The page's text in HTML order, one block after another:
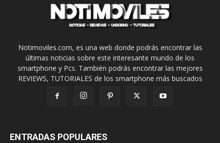
Notimoviles.com, es una web donde podrás encontrar las
últimas noticias sobre este interesante mundo de los
smartphone y Pcs. También podrás encontrar las mejores
REVIEWS, TUTORIALES de los smartphone más buscados
ENTRADAS POPULARES